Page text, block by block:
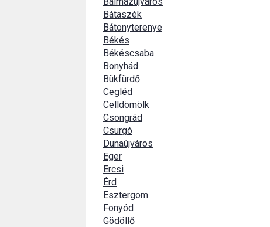
Bátaszék
Bátonyterenye
Békés
Békéscsaba
Bonyhád
Bükfürdő
Cegléd
Celldömölk
Csongrád
Csurgó
Dunaújváros
Eger
Ercsi
Érd
Esztergom
Fonyód
Gödöllő